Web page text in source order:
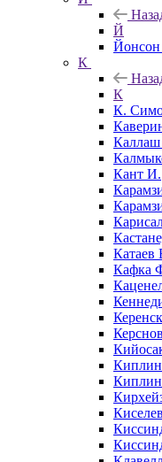
Й
Йонсон
К
К
К.
Кант И.
Катаев
Кафка